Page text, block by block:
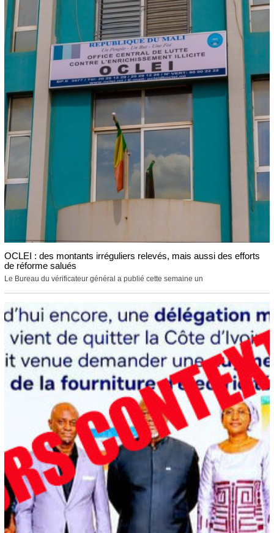
OCLEI : des montants irréguliers relevés, mais aussi des efforts
de réforme salués
Le Bureau du vérificateur général a publié cette semaine un